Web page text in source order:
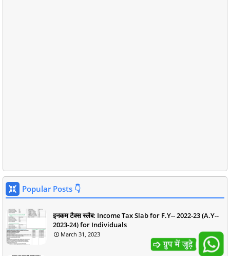
Popular Posts 👇
इनकम टैक्स स्लैब: Income Tax Slab for F.Y-- 2022-23 (A.Y--
2023-24) for Individuals
March 31, 2023